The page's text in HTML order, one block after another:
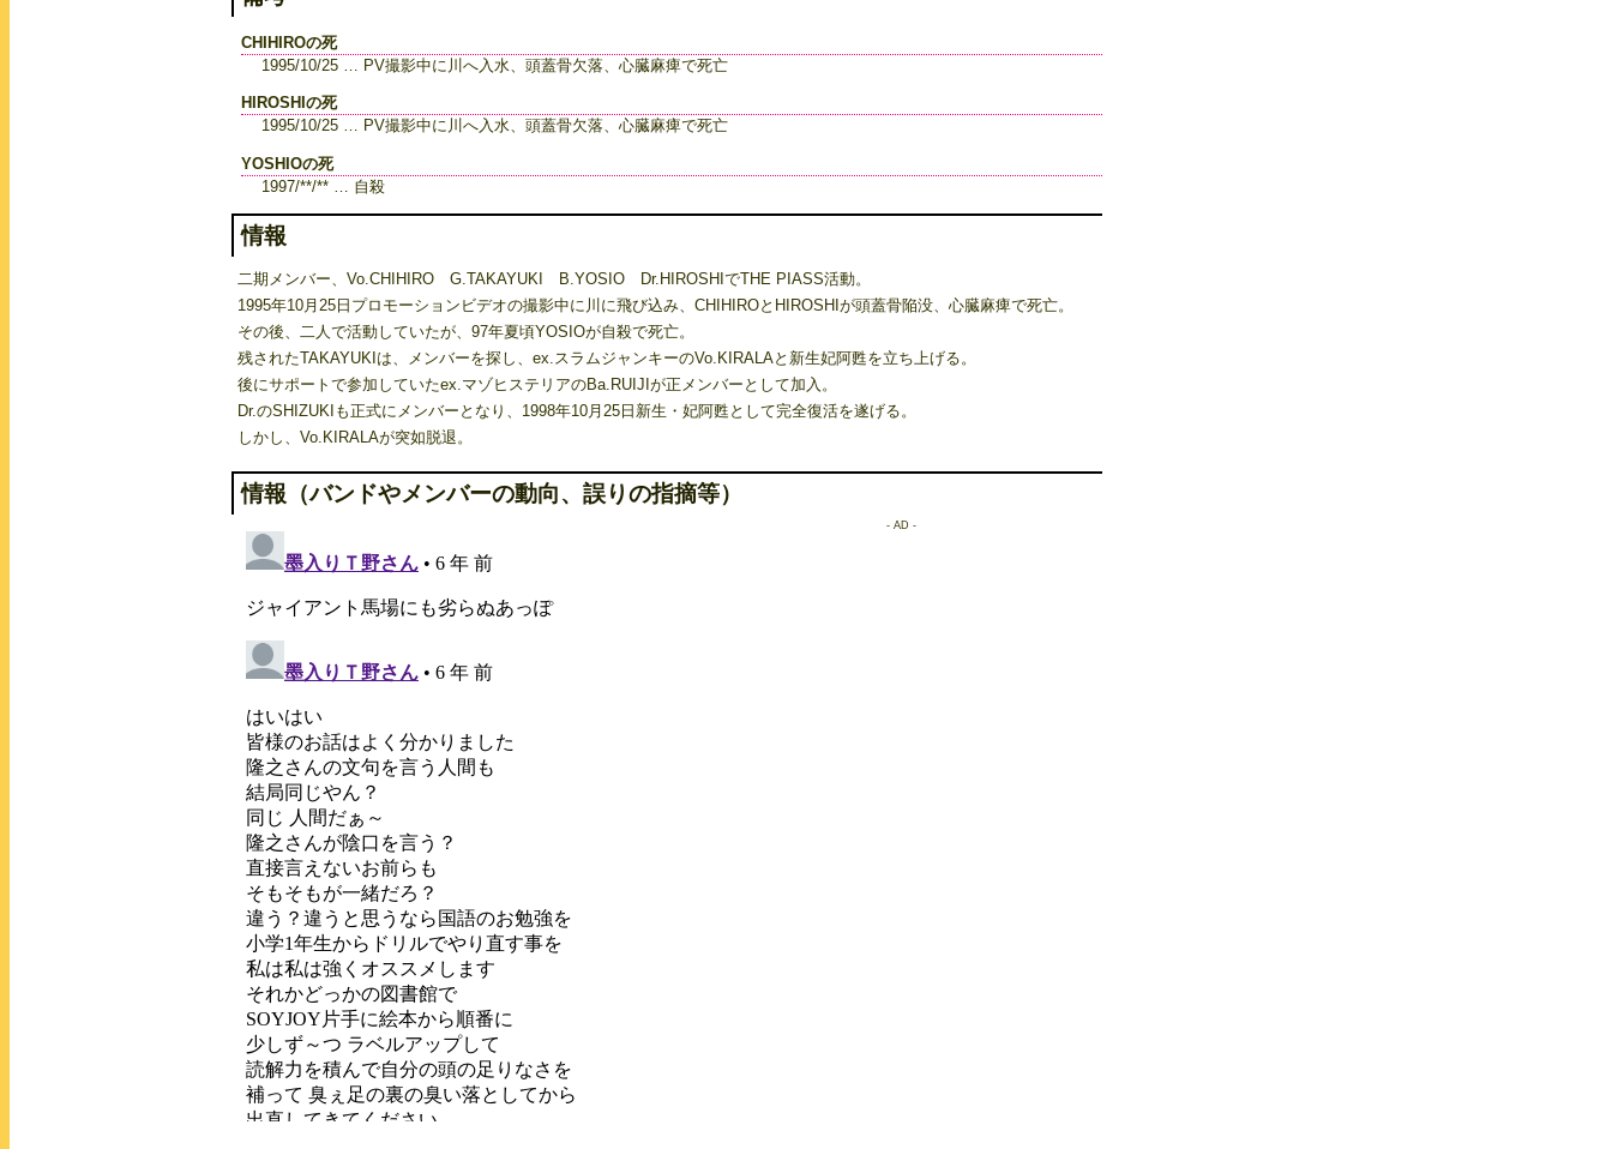
CHIHIROの死
1995/10/25 … PV撮影中に川へ入水、頭蓋骨欠落、心臓麻痺で死亡
HIROSHIの死
1995/10/25 … PV撮影中に川へ入水、頭蓋骨欠落、心臓麻痺で死亡
YOSHIOの死
1997/**/** … 自殺
情報
二期メンバー、Vo.CHIHIRO G.TAKAYUKI B.YOSIO Dr.HIROSHIでTHE PIASS活動。
1995年10月25日プロモーションビデオの撮影中に川に飛び込み、CHIHIROとHIROSHIが頭蓋骨陥没、心臓麻痺で死亡。
その後、二人で活動していたが、97年夏頃YOSIOが自殺で死亡。
残されたTAKAYUKIは、メンバーを探し、ex.スラムジャンキーのVo.KIRALAと新生妃阿甦を立ち上げる。
後にサポートで参加していたex.マゾヒステリアのBa.RUIJIが正メンバーとして加入。
Dr.のSHIZUKIも正式にメンバーとなり、1998年10月25日新生・妃阿甦として完全復活を遂げる。
しかし、Vo.KIRALAが突如脱退。
情報（バンドやメンバーの動向、誤りの指摘等）
- AD -